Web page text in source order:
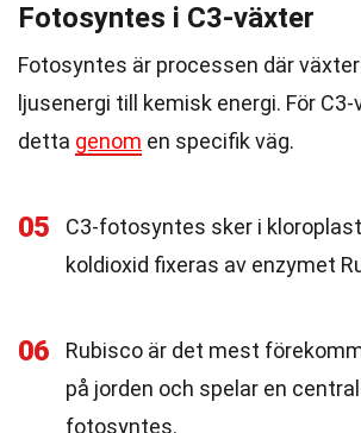
Fotosyntes i C3-växter
Fotosyntes är processen där
ljusenergi till kemisk energi. För
detta genom en specifik väg.
05
C3-fotosyntes sker i
koldioxid fixeras av enzymet
06
Rubisco är det mest
på jorden och spelar en
fotosyntes.